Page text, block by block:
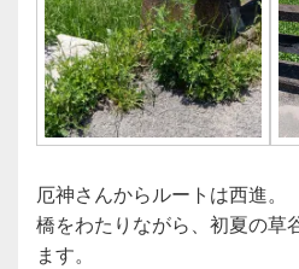
厄神さんからルートは西進。
橋をわたりながら、初夏の草
ます。